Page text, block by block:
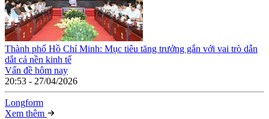
Thành phố Hồ Chí Minh: Mục tiêu tăng trưởng gắn với vai trò dẫn
dắt cả nền kinh tế
Vấn đề hôm nay
20:53 - 27/04/2026
Longform
Xem thêm